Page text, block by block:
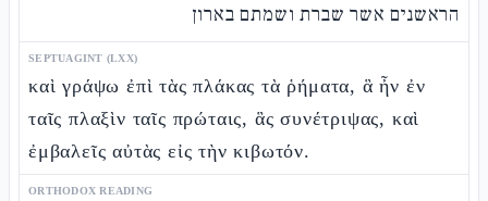
הראשנים אשר שברת ושמתם בארון
SEPTUAGINT (LXX)
καὶ γράψω ἐπὶ τὰς πλάκας τὰ ῥήματα, ἃ ἦν ἐν
ταῖς πλαξὶν ταῖς πρώταις, ἃς συνέτριψας, καὶ
ἐμβαλεῖς αὐτὰς εἰς τὴν κιβωτόν.
ORTHODOX READING